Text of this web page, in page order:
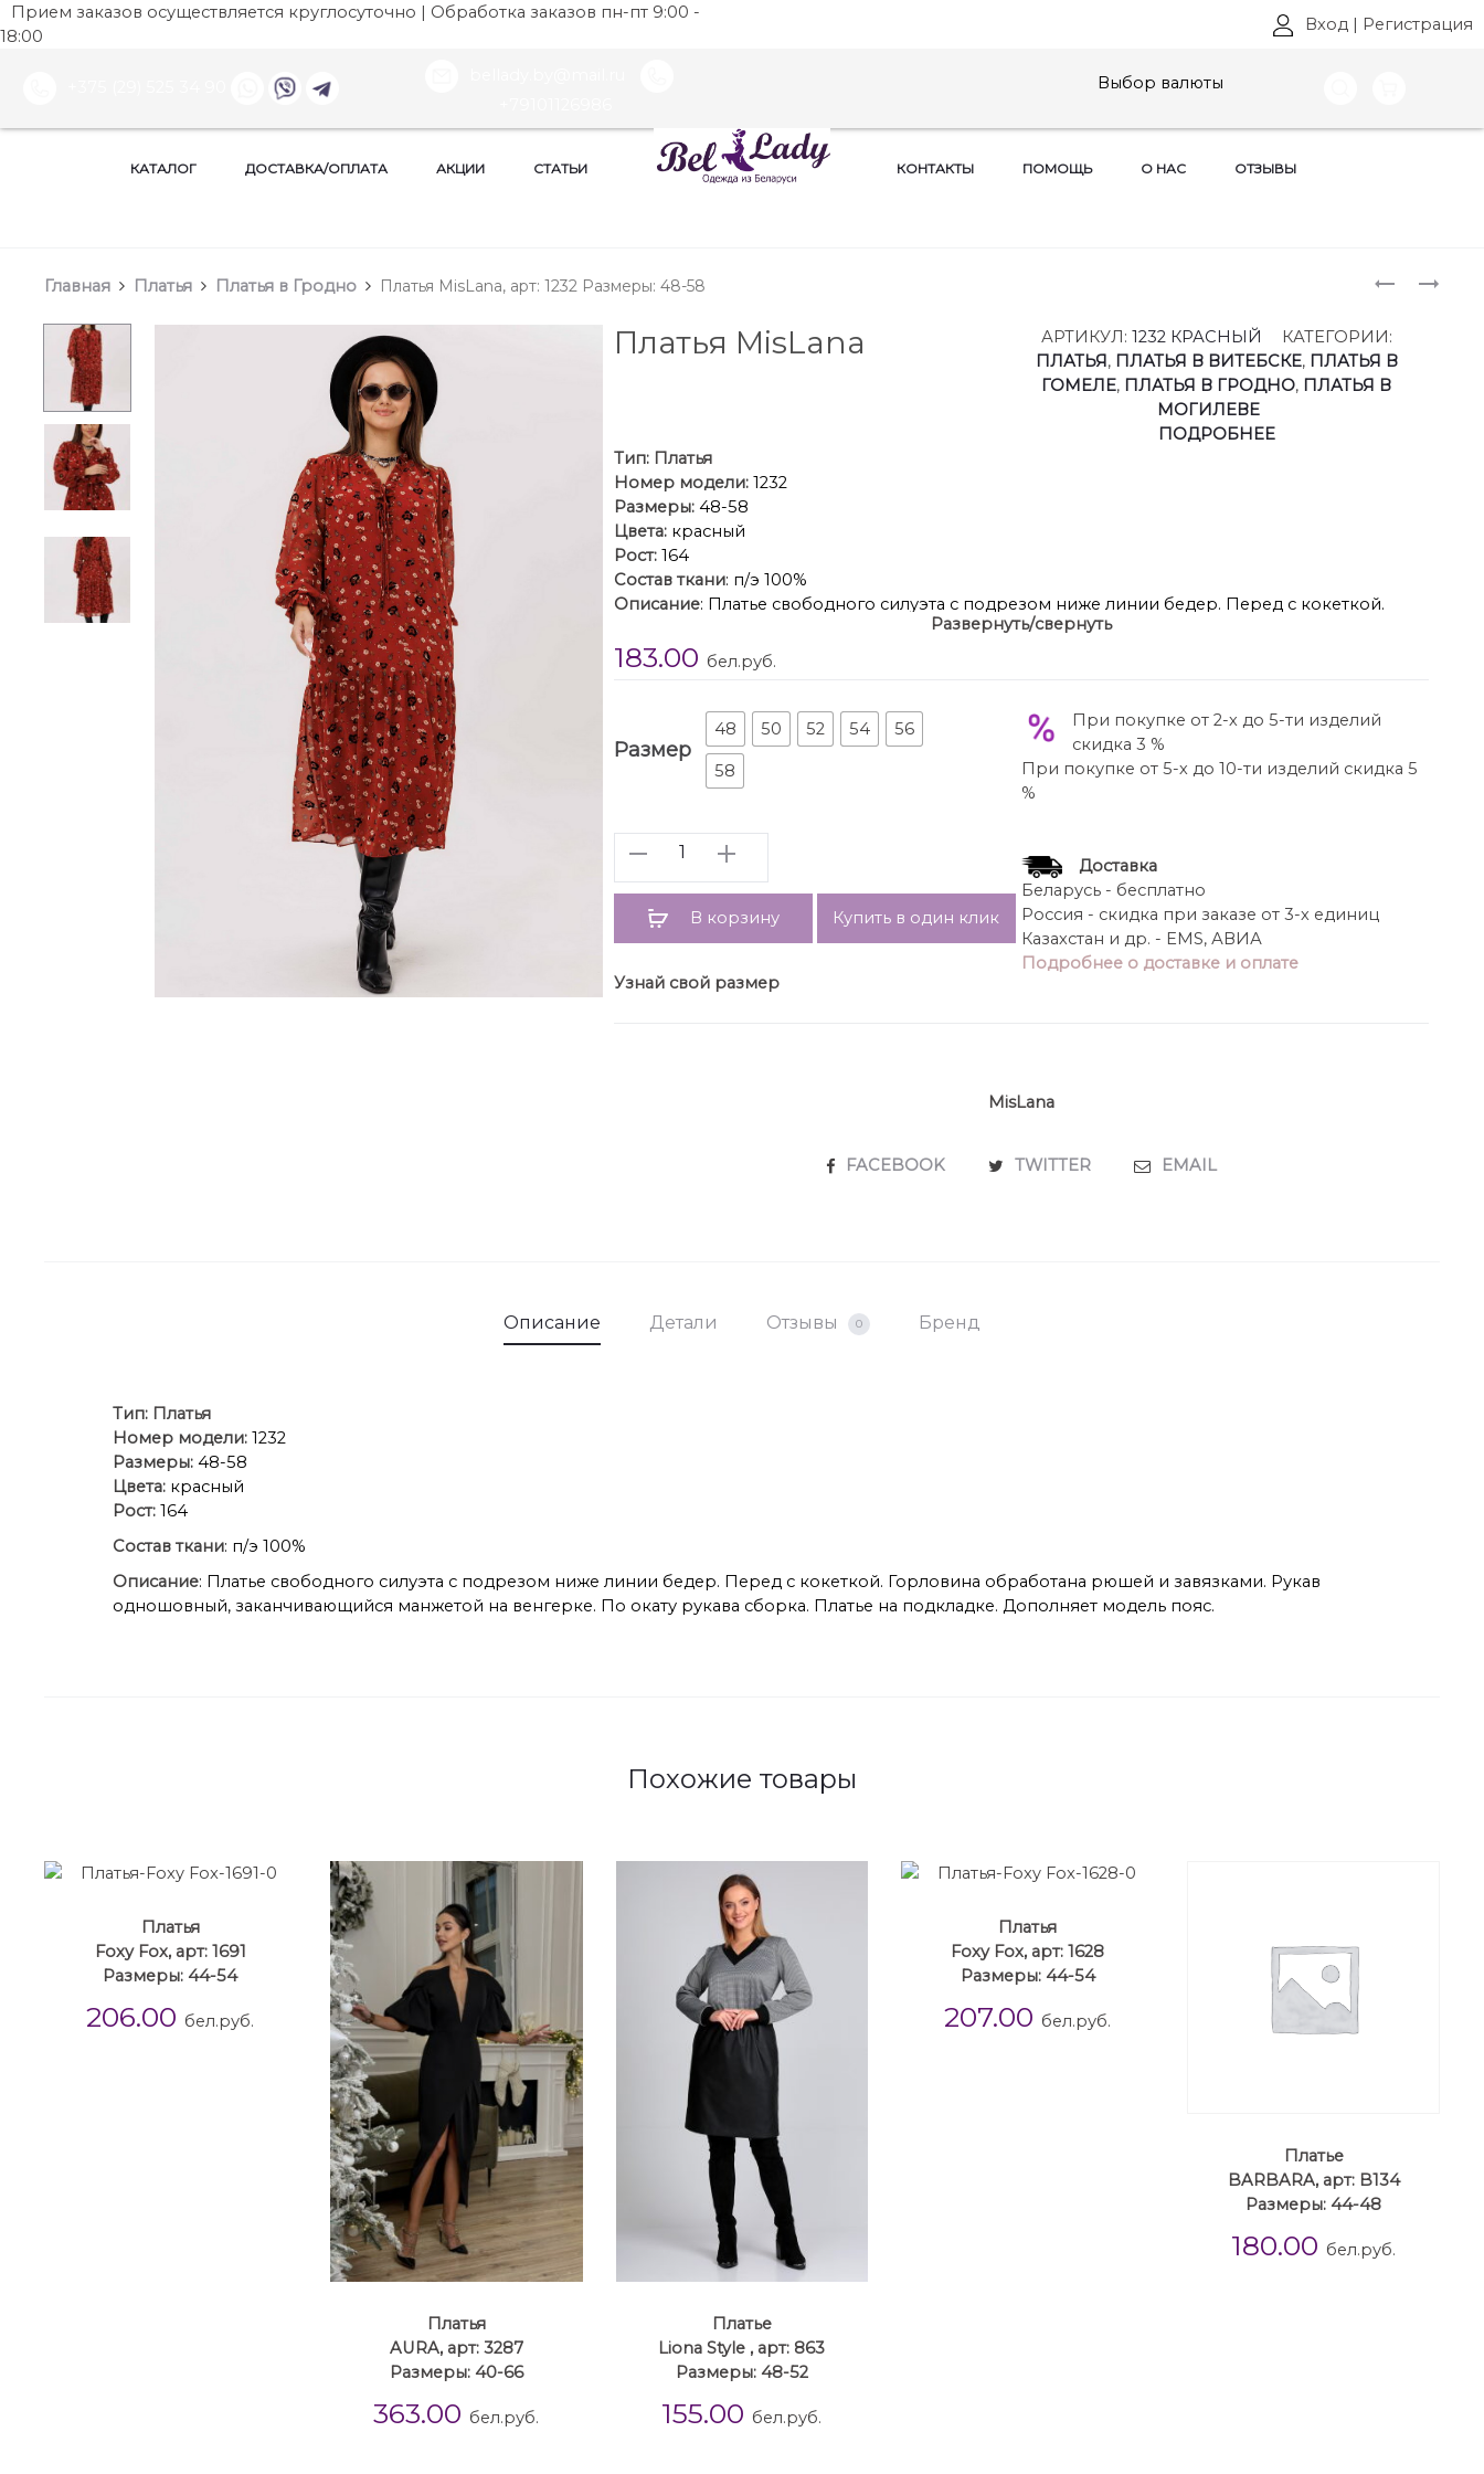
Прием заказов осуществляется круглосуточно | Обработка заказов пн-пт 9:00 -
18:00
Вход | Регистрация
Выбор валюты
КАТАЛОГ ДОСТАВКА/ОПЛАТА АКЦИИ СТАТЬИ КОНТАКТЫ ПОМОЩЬ О НАС ОТЗЫВЫ
ПЛАТЬЯ
1238
БЛУЗКИ
1240
Главная Платья Платья в Гродно Платья MisLana, арт: 1232 Размеры: 48-58
Платья MisLana АРТИКУЛ: 1232 КРАСНЫЙ
КАТЕГОРИИ:
ПЛАТЬЯ, ПЛАТЬЯ В ВИТЕБСКЕ, ПЛАТЬЯ В
ГОМЕЛЕ, ПЛАТЬЯ В ГРОДНО, ПЛАТЬЯ В
МОГИЛЕВЕ
ПОДРОБНЕЕ
Тип: Платья
Номер модели:1232
Размеры:48-58
Цвета: красный
Рост: 164
Состав ткани: п/э 100%
Описание: Платье свободного силуэта с подрезом ниже линии бедер. Перед с кокеткой.
Горловина обработана рюшей и завязками. Рукав одношовный, заканчивающийся манжетой
на венгерке. По окату рукава сборка. Платье на подкладке. Дополняет модель пояс.
Развернуть/свернуть
183.00 бел.руб.
Размер
48 50 52 54 56
58
Количество
В корзину Купить в один клик
Узнай свой размер
При покупке от 2-х до 5-ти изделий
скидка 3 %
При покупке от 5-х до 10-ти изделий скидка 5
%
Доставка
Беларусь - бесплатно
Россия - скидка при заказе от 3-х единиц
Казахстан и др. - EMS, АВИА
Подробнее о доставке и оплате
MisLana
SHARE
FACEBOOK TWITTER EMAIL
Описание Детали Отзывы 0 Бренд
Тип: Платья
Номер модели: 1232
Размеры: 48-58
Цвета: красный
Рост: 164
Состав ткани: п/э 100%
Описание: Платье свободного силуэта с подрезом ниже линии бедер. Перед с кокеткой. Горловина обработана рюшей и завязками. Рукав
одношовный, заканчивающийся манжетой на венгерке. По окату рукава сборка. Платье на подкладке. Дополняет модель пояс.
Похожие товары
Платья
Foxy Fox, арт: 1691
Размеры: 44-54
206.00 бел.руб.
Платья
AURA, арт: 3287
Размеры: 40-66
363.00 бел.руб.
Платье
Liona Style , арт: 863
Размеры: 48-52
155.00 бел.руб.
Платья
Foxy Fox, арт: 1628
Размеры: 44-54
207.00 бел.руб.
Платье
BARBARA, арт: B134
Размеры: 44-48
180.00 бел.руб.